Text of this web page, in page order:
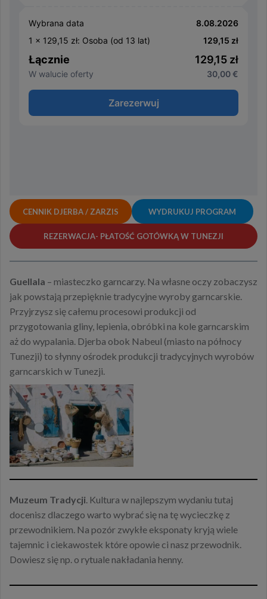
CENNIK DJERBA / ZARZIS WYDRUKUJ PROGRAM
REZERWACJA- PŁATOŚĆ GOTÓWKĄ W TUNEZJI
Guellala – miasteczko garncarzy. Na własne oczy zobaczysz
jak powstają przepięknie tradycyjne wyroby garncarskie.
Przyjrzysz się całemu procesowi produkcji od
przygotowania gliny, lepienia, obróbki na kole garncarskim
aż do wypalania. Djerba obok Nabeul (miasto na północy
Tunezji) to słynny ośrodek produkcji tradycyjnych wyrobów
garncarskich w Tunezji.
Muzeum Tradycji. Kultura w najlepszym wydaniu tutaj
docenisz dlaczego warto wybrać się na tę wycieczkę z
przewodnikiem. Na pozór zwykłe eksponaty kryją wiele
tajemnic i ciekawostek które opowie ci nasz przewodnik.
Dowiesz się np. o rytuale nakładania henny.